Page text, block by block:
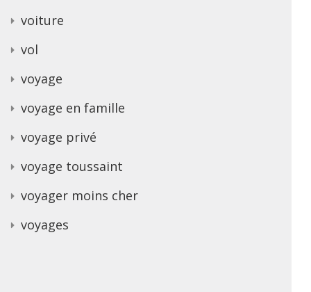
voiture
vol
voyage
voyage en famille
voyage privé
voyage toussaint
voyager moins cher
voyages